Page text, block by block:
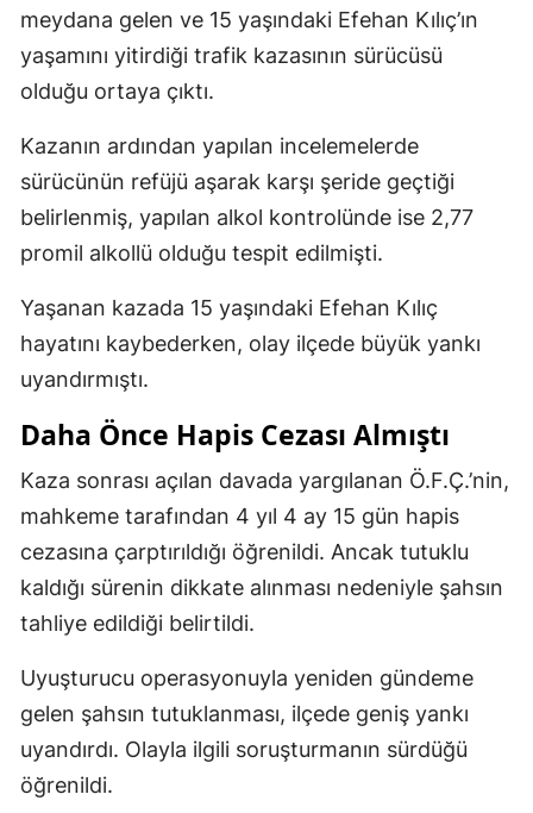
meydana gelen ve 15 yaşındaki Efehan Kılıç’ın
yaşamını yitirdiği trafik kazasının sürücüsü
olduğu ortaya çıktı.
Kazanın ardından yapılan incelemelerde
sürücünün refüjü aşarak karşı şeride geçtiği
belirlenmiş, yapılan alkol kontrolünde ise 2,77
promil alkollü olduğu tespit edilmişti.
Yaşanan kazada 15 yaşındaki Efehan Kılıç
hayatını kaybederken, olay ilçede büyük yankı
uyandırmıştı.
Daha Önce Hapis Cezası Almıştı
Kaza sonrası açılan davada yargılanan Ö.F.Ç.’nin,
mahkeme tarafından 4 yıl 4 ay 15 gün hapis
cezasına çarptırıldığı öğrenildi. Ancak tutuklu
kaldığı sürenin dikkate alınması nedeniyle şahsın
tahliye edildiği belirtildi.
Uyuşturucu operasyonuyla yeniden gündeme
gelen şahsın tutuklanması, ilçede geniş yankı
uyandırdı. Olayla ilgili soruşturmanın sürdüğü
öğrenildi.